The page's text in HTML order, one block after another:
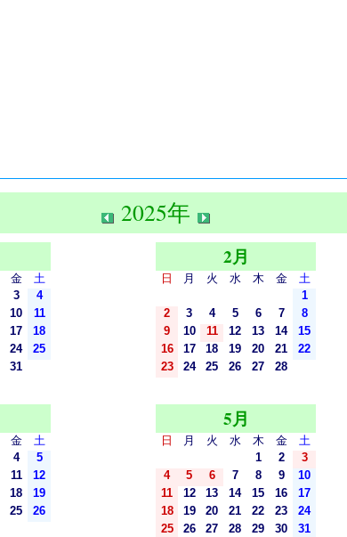
2025年
金
土
3
4
10
11
17
18
24
25
31
2月
日 月 火 水 木 金
土
1
2
3 4 5 6 7
8
9
10 11 12 13 14
15
16
17 18 19 20 21
22
23
24 25 26 27 28
金
土
4
5
11
12
18
19
25
26
5月
日 月 火 水 木 金
土
1
2
3
4
5 6 7 8 9
10
11
12 13 14 15 16
17
18
19 20 21 22 23
24
25
26 27 28 29 30 31